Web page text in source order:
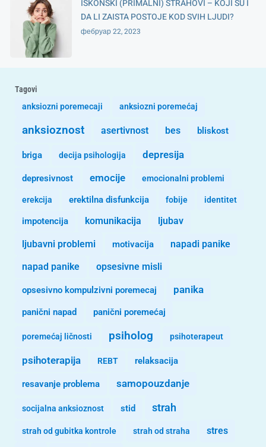
ISKONSKI (PRIMALNI) STRAHOVI – KOJI SU I
DA LI ZAISTA POSTOJE KOD SVIH LJUDI?
фебруар 22, 2023
Tagovi
anksiozni poremecaji
anksiozni poremećaj
anksioznost asertivnost bes bliskost
briga decija psihologija depresija
depresivnost emocije emocionalni problemi
erekcija erektilna disfunkcija fobije identitet
impotencija komunikacija ljubav
ljubavni problemi motivacija napadi panike
napad panike opsesivne misli
opsesivno kompulzivni poremecaj panika
panični napad panični poremećaj
poremećaj ličnosti psiholog psihoterapeut
psihoterapija REBT relaksacija
resavanje problema samopouzdanje
socijalna anksioznost stid strah
strah od gubitka kontrole strah od straha stres